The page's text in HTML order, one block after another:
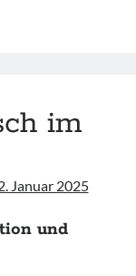
im
Januar 2025
und